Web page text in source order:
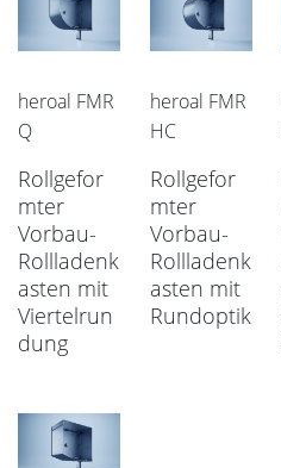
heroal FMR
Q
Rollgefor
mter
Vorbau-
Rollladenk
asten mit
Viertelrun
dung
heroal FMR
HC
Rollgefor
mter
Vorbau-
Rollladenk
asten mit
Rundoptik